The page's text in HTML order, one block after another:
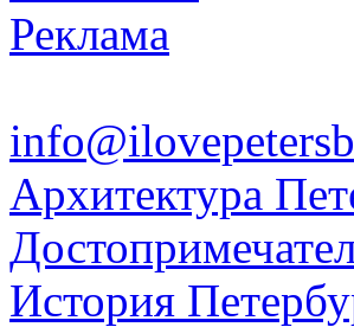
Реклама
Архитектура
История